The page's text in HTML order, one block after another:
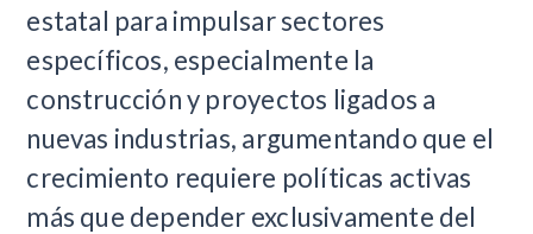
estatal para impulsar sectores
específicos, especialmente la
construcción y proyectos ligados a
nuevas industrias, argumentando que el
crecimiento requiere políticas activas
más que depender exclusivamente del